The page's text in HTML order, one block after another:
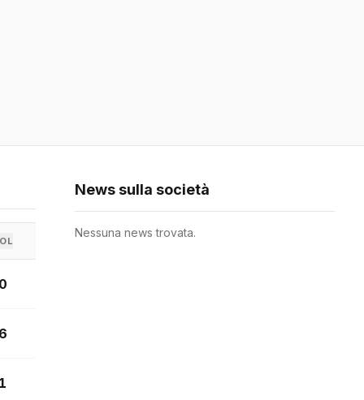
0
6
1
News sulla società
Nessuna news trovata.